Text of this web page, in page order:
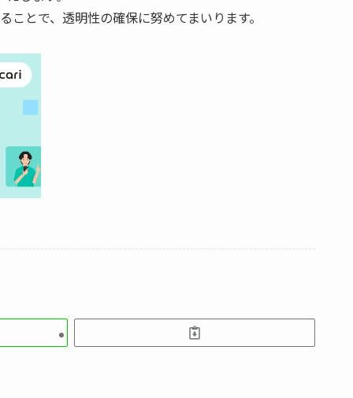
とで、透明性の確保に努めてまいります。